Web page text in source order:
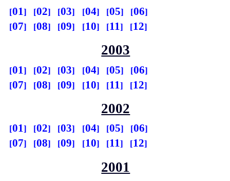
01 02 03 04 05
06
07
08 09 10 11 12
2003
01 02 03 04 05
06
07
08 09 10 11 12
2002
01 02 03 04 05
06
07
08 09 10 11 12
2001